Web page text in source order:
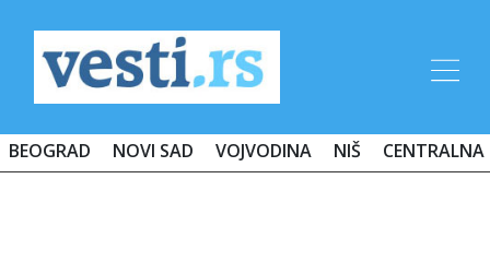
BEOGRAD NOVI SAD VOJVODINA NIŠ CENTRALNA